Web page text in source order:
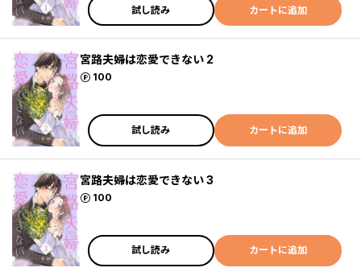
試し読み カートに追加
宮路夫婦は恋愛できない 2
100
ポイント
試し読み カートに追加
宮路夫婦は恋愛できない 3
100
ポイント
試し読み カートに追加